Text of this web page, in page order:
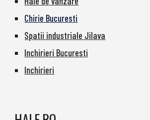
Chirie Bucuresti
Spatii industriale Jilava
Inchirieri Bucuresti
Inchirieri